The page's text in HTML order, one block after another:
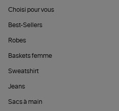
Choisi pour vous
Best-Sellers
Robes
Baskets femme
Sweatshirt
Jeans
Sacs à main